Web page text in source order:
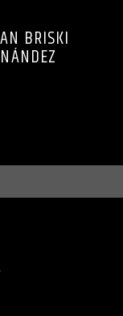
BRISKI